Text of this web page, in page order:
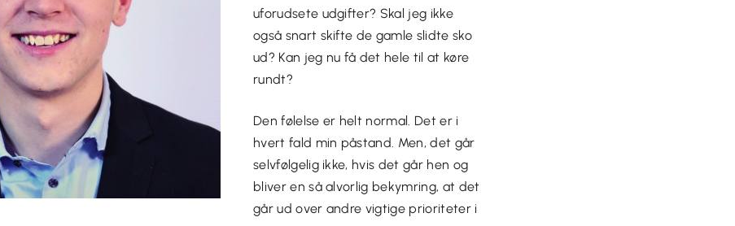
uforudsete udgifter? Skal jeg ikke
også snart skifte de gamle slidte sko
ud? Kan jeg nu få det hele til at køre
rundt?
Den følelse er helt normal. Det er i
hvert fald min påstand. Men, det går
selvfølgelig ikke, hvis det går hen og
bliver en så alvorlig bekymring, at det
går ud over andre vigtige prioriteter i